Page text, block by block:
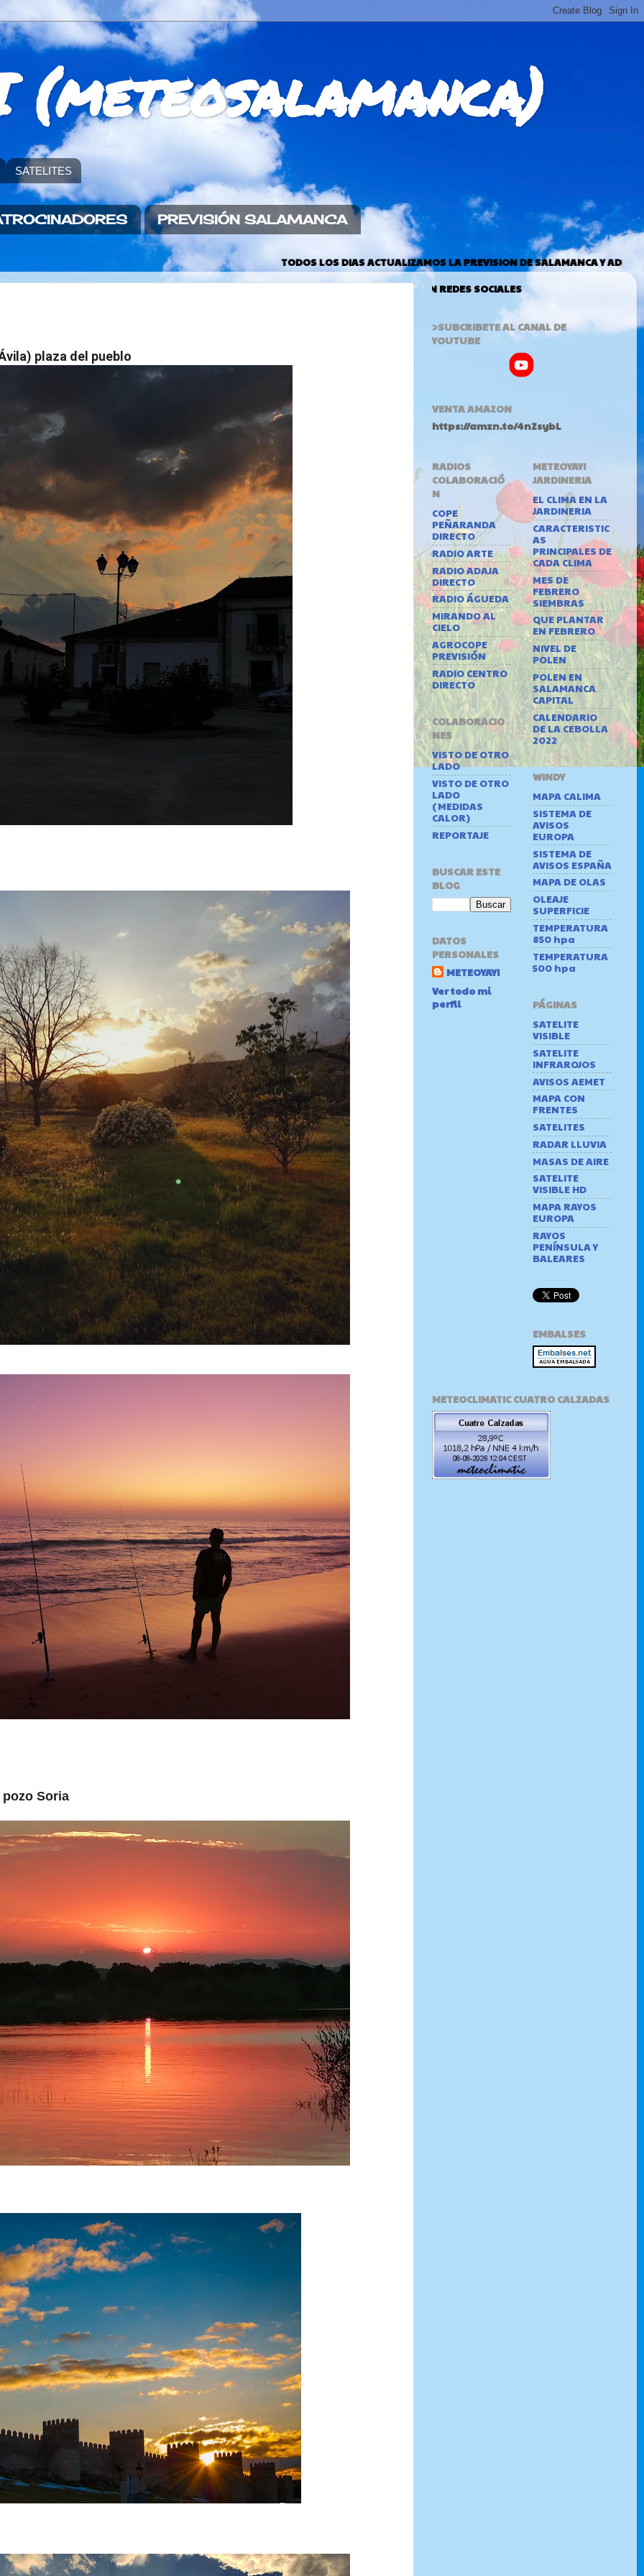
(meteosalamanca)
SATELITES
PREVISIÓN SALAMANCA
TODOS LOS DIAS ACTUALIZAMOS LA PREVISION DE SALAMANCA Y ADEMAS PODEIS VER MÁS
plaza del pueblo
Soria
>SUBCRIBETE AL CANAL DE
YOUTUBE
VENTA AMAZON
https://amzn.to/4nZsybL
RADIOS
COLABORACIÓ
N
COPE
PEÑARANDA
DIRECTO
RADIO ARTE
RADIO ADAJA
DIRECTO
RADIO ÁGUEDA
MIRANDO AL
CIELO
AGROCOPE
PREVISIÓN
RADIO CENTRO
DIRECTO
COLABORACIO
NES
VISTO DE OTRO
LADO
VISTO DE OTRO
LADO
(MEDIDAS
CALOR)
REPORTAJE
BUSCAR ESTE
BLOG
DATOS
PERSONALES
METEOYAYI
Ver todo mi
perfil
METEOYAYI
JARDINERIA
EL CLIMA EN LA
JARDINERIA
CARACTERISTIC
AS
PRINCIPALES DE
CADA CLIMA
MES DE
FEBRERO
SIEMBRAS
QUE PLANTAR
EN FEBRERO
NIVEL DE
POLEN
POLEN EN
SALAMANCA
CAPITAL
CALENDARIO
DE LA CEBOLLA
2022
WINDY
MAPA CALIMA
SISTEMA DE
AVISOS
EUROPA
SISTEMA DE
AVISOS ESPAÑA
MAPA DE OLAS
OLEAJE
SUPERFICIE
TEMPERATURA
850 hpa
TEMPERATURA
500 hpa
PÁGINAS
SATELITE
VISIBLE
SATELITE
INFRAROJOS
AVISOS AEMET
MAPA CON
FRENTES
SATELITES
RADAR LLUVIA
MASAS DE AIRE
SATELITE
VISIBLE HD
MAPA RAYOS
EUROPA
RAYOS
PENÍNSULA Y
BALEARES
EMBALSES
METEOCLIMATIC CUATRO CALZADAS